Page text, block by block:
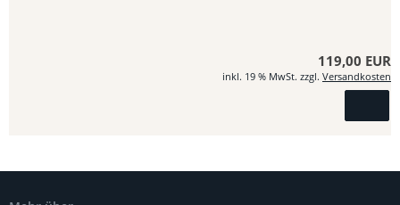
119,00 EUR
inkl. 19 % MwSt. zzgl. Versandkosten